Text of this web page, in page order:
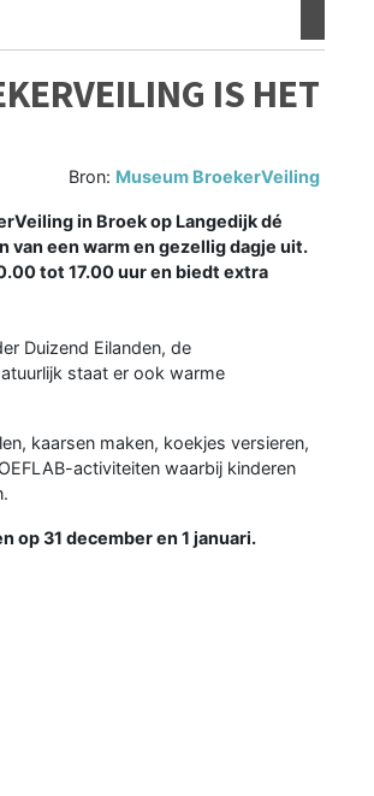
IS HET
Bron: Museum BroekerVeiling
in Broek op Langedijk dé
van een warm en gezellig dagje uit.
tot 17.00 uur en biedt extra
Duizend Eilanden, de
staat er ook warme
kaarsen maken, koekjes versieren,
activiteiten waarbij kinderen
op 31 december en 1 januari.